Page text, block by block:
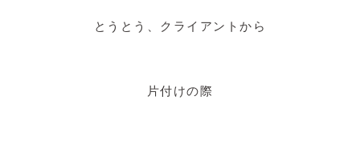
とうとう、クライアントから
片付けの際